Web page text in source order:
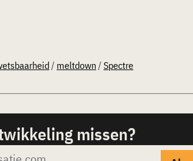
/ meltdown / Spectre
missen?